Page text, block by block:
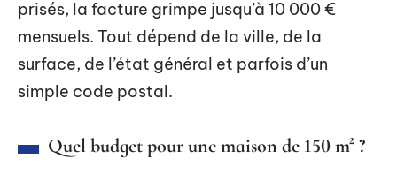
prisés, la facture grimpe jusqu’à 10 000 €
mensuels. Tout dépend de la ville, de la
surface, de l’état général et parfois d’un
simple code postal.
Quel budget pour une maison de 150 m² ?